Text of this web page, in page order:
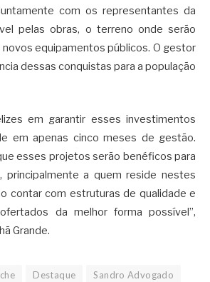
com os representantes da
pelas obras, o terreno onde serão
equipamentos públicos. O gestor
dessas conquistas para a população
em garantir esses investimentos
em apenas cinco meses de gestão.
esses projetos serão benéficos para
principalmente a quem reside nestes
contar com estruturas de qualidade e
da melhor forma possível”,
Grande.
Destaque Sandro Advogado